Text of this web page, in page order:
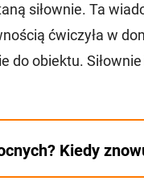
siłownie. Ta
ćwiczyła w
do obiektu.
Kiedy